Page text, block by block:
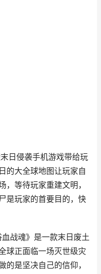
日侵袭手机游戏带给玩
的大全球地图让玩家自
，等待玩家重建文明，
是玩家的首要目的，快
战魂》是一款末日废土
球正面临一场灭世级灾
的是坚决自己的信仰，